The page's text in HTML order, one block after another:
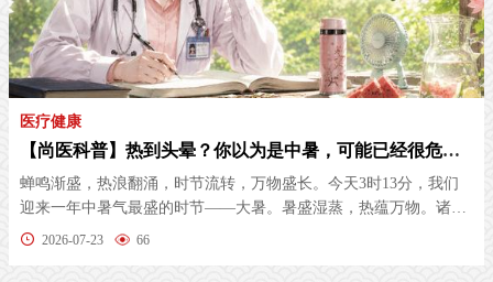
医疗健康
【尚医科普】热到头晕？你以为是中暑，可能已经很危险了
蝉鸣渐盛，热浪翻涌，时节流转，万物盛长。今天3时13分，我们
迎来一年中暑气最盛的时节——大暑。暑盛湿蒸，热蕴万物。诸位
安康，我是...
2026-07-23 66